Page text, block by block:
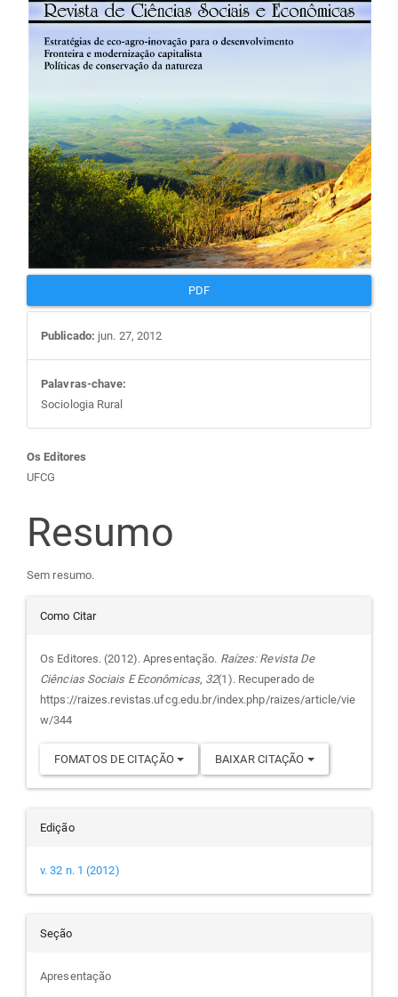
artigos
PDF
Publicado: jun. 27, 2012
Palavras-chave:
Sociologia Rural
Conteúdo
do
artigo
principal
Os Editores
UFCG
Resumo
Sem resumo.
Detalhes
do
artigo
Como Citar
Os Editores. (2012). Apresentação. Raízes: Revista De
Ciências Sociais E Econômicas, 32(1). Recuperado de
https://raizes.revistas.ufcg.edu.br/index.php/raizes/article/vie
w/344
FOMATOS DE CITAÇÃO BAIXAR CITAÇÃO
Edição
v. 32 n. 1 (2012)
Seção
Apresentação